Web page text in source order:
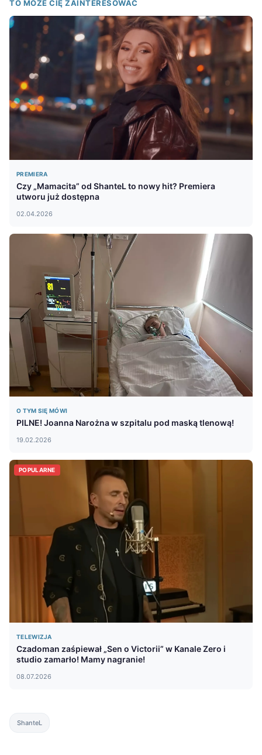
TO MOŻE CIĘ ZAINTERESOWAĆ
PREMIERA
Czy „Mamacita” od ShanteL to nowy hit? Premiera
utworu już dostępna
02.04.2026
O TYM SIĘ MÓWI
PILNE! Joanna Narożna w szpitalu pod maską tlenową!
19.02.2026
POPULARNE
TELEWIZJA
Czadoman zaśpiewał „Sen o Victorii” w Kanale Zero i
studio zamarło! Mamy nagranie!
08.07.2026
ShanteL